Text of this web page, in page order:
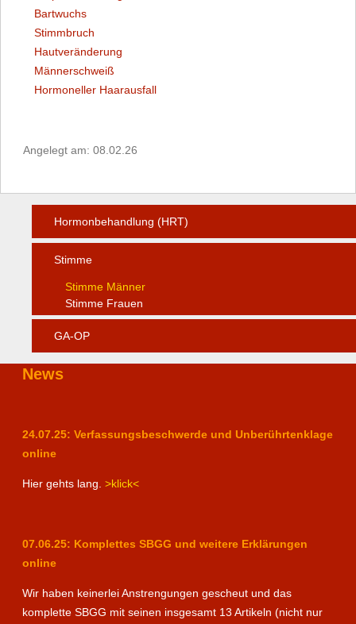
Bartwuchs
Stimmbruch
Hautveränderung
Männerschweiß
Hormoneller Haarausfall
Angelegt am: 08.02.26
Hormonbehandlung (HRT)
Stimme
Stimme Männer
Stimme Frauen
GA-OP
News
24.07.25: Verfassungsbeschwerde und Unberührtenklage
online
Hier gehts lang. >klick<
07.06.25: Komplettes SBGG und weitere Erklärungen
online
Wir haben keinerlei Anstrengungen gescheut und das
komplette SBGG mit seinen insgesamt 13 Artikeln (nicht nur